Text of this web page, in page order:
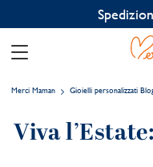
Merci Maman Gioielli personalizzati
Viva